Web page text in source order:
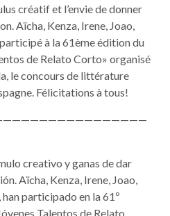
créatif et l’envie de donner
Aïcha, Kenza, Irene, Joao,
à la 61ème édition du
de Relato Corto» organisé
le concours de littérature
Félicitations à tous!
creativo y ganas de dar
Aïcha, Kenza, Irene, Joao,
han participado en la 61º
Talentos de Relato